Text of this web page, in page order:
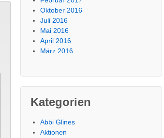
Oktober 2016
Juli 2016
Mai 2016
April 2016
März 2016
Kategorien
Abbi Glines
Aktionen